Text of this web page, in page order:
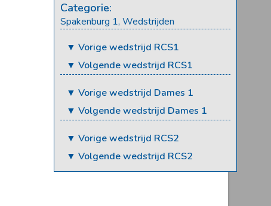
Categorie:
Spakenburg 1, Wedstrijden
▼ Vorige wedstrijd RCS1
▼ Volgende wedstrijd RCS1
▼ Vorige wedstrijd Dames 1
▼ Volgende wedstrijd Dames 1
▼ Vorige wedstrijd RCS2
▼ Volgende wedstrijd RCS2